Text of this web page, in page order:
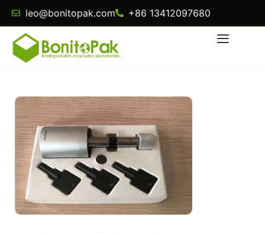
leo@bonitopak.com +86 13412097680